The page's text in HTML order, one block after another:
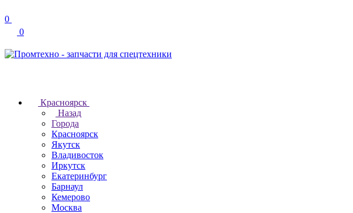
0
0
Красноярск
Назад
Города
Красноярск
Якутск
Владивосток
Иркутск
Екатеринбург
Барнаул
Кемерово
Москва